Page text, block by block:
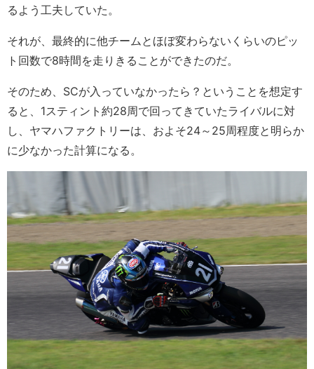
るよう工夫していた。
それが、最終的に他チームとほぼ変わらないくらいのピッ
ト回数で8時間を走りきることができたのだ。
そのため、SCが入っていなかったら？ということを想定す
ると、1スティント約28周で回ってきていたライバルに対
し、ヤマハファクトリーは、およそ24～25周程度と明らか
に少なかった計算になる。